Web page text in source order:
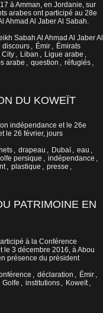
à Amman, en Jordanie, sur
arabes ont participé au 28e
Ahmad Al Jaber Al Sabah.
Sabah Al Ahmad Al Jaber Al
discours , Émir , Émirats
City , Liban , Ligue arabe ,
arabe , question , réfugiés ,
DU KOWEÏT
indépendance et le 26e
le 26 février, jours
, drapeau , Dubaï , eau ,
persique , indépendance ,
, plastique , presse ,
PATRIMOINE EN
à la Conférence
3 décembre 2016, à Abou
présence du président
, déclaration , Émir ,
Golfe , institutions , Koweït ,